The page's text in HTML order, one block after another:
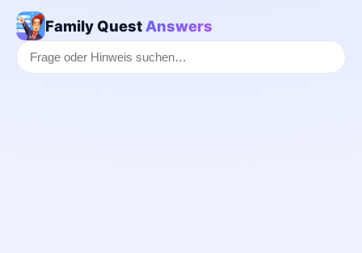
Family Quest Answers